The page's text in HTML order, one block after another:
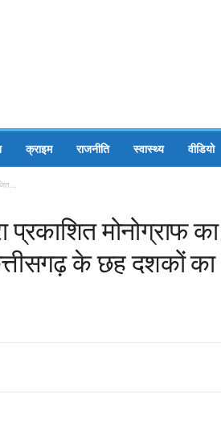
क्राइम राजनीति स्वास्थ्य वीडियो
प्रकाशित मोनोग्राफ का
के छह दशकों का